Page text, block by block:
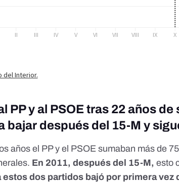
PP y al PSOE tras 22 años de
bajar después del 15-M y
años el PP y el PSOE sumaban más de
En 2011, después del 15-M,esto
estos dos partidos bajó por primera vez